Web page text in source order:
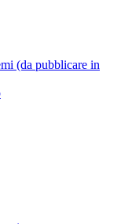
(da pubblicare in